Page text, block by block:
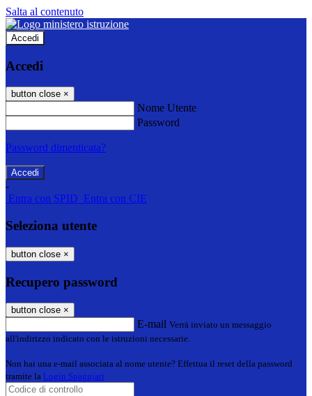
Salta al contenuto
Accedi
Accedi
button close ×
Nome Utente
Password
Password dimenticata?
-
Entra con SPID Entra con CIE
Seleziona utente
button close ×
Recupero password
button close ×
E-mail Verrà inviato un messaggio
all'indirizzo indicato con le istruzioni necessarie.
Non hai una e-mail associata al nome utente? Effettua il reset della password
tramite la Login Spaggiari